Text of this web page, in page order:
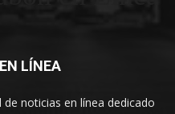
LÍNEA
noticias en línea dedicado